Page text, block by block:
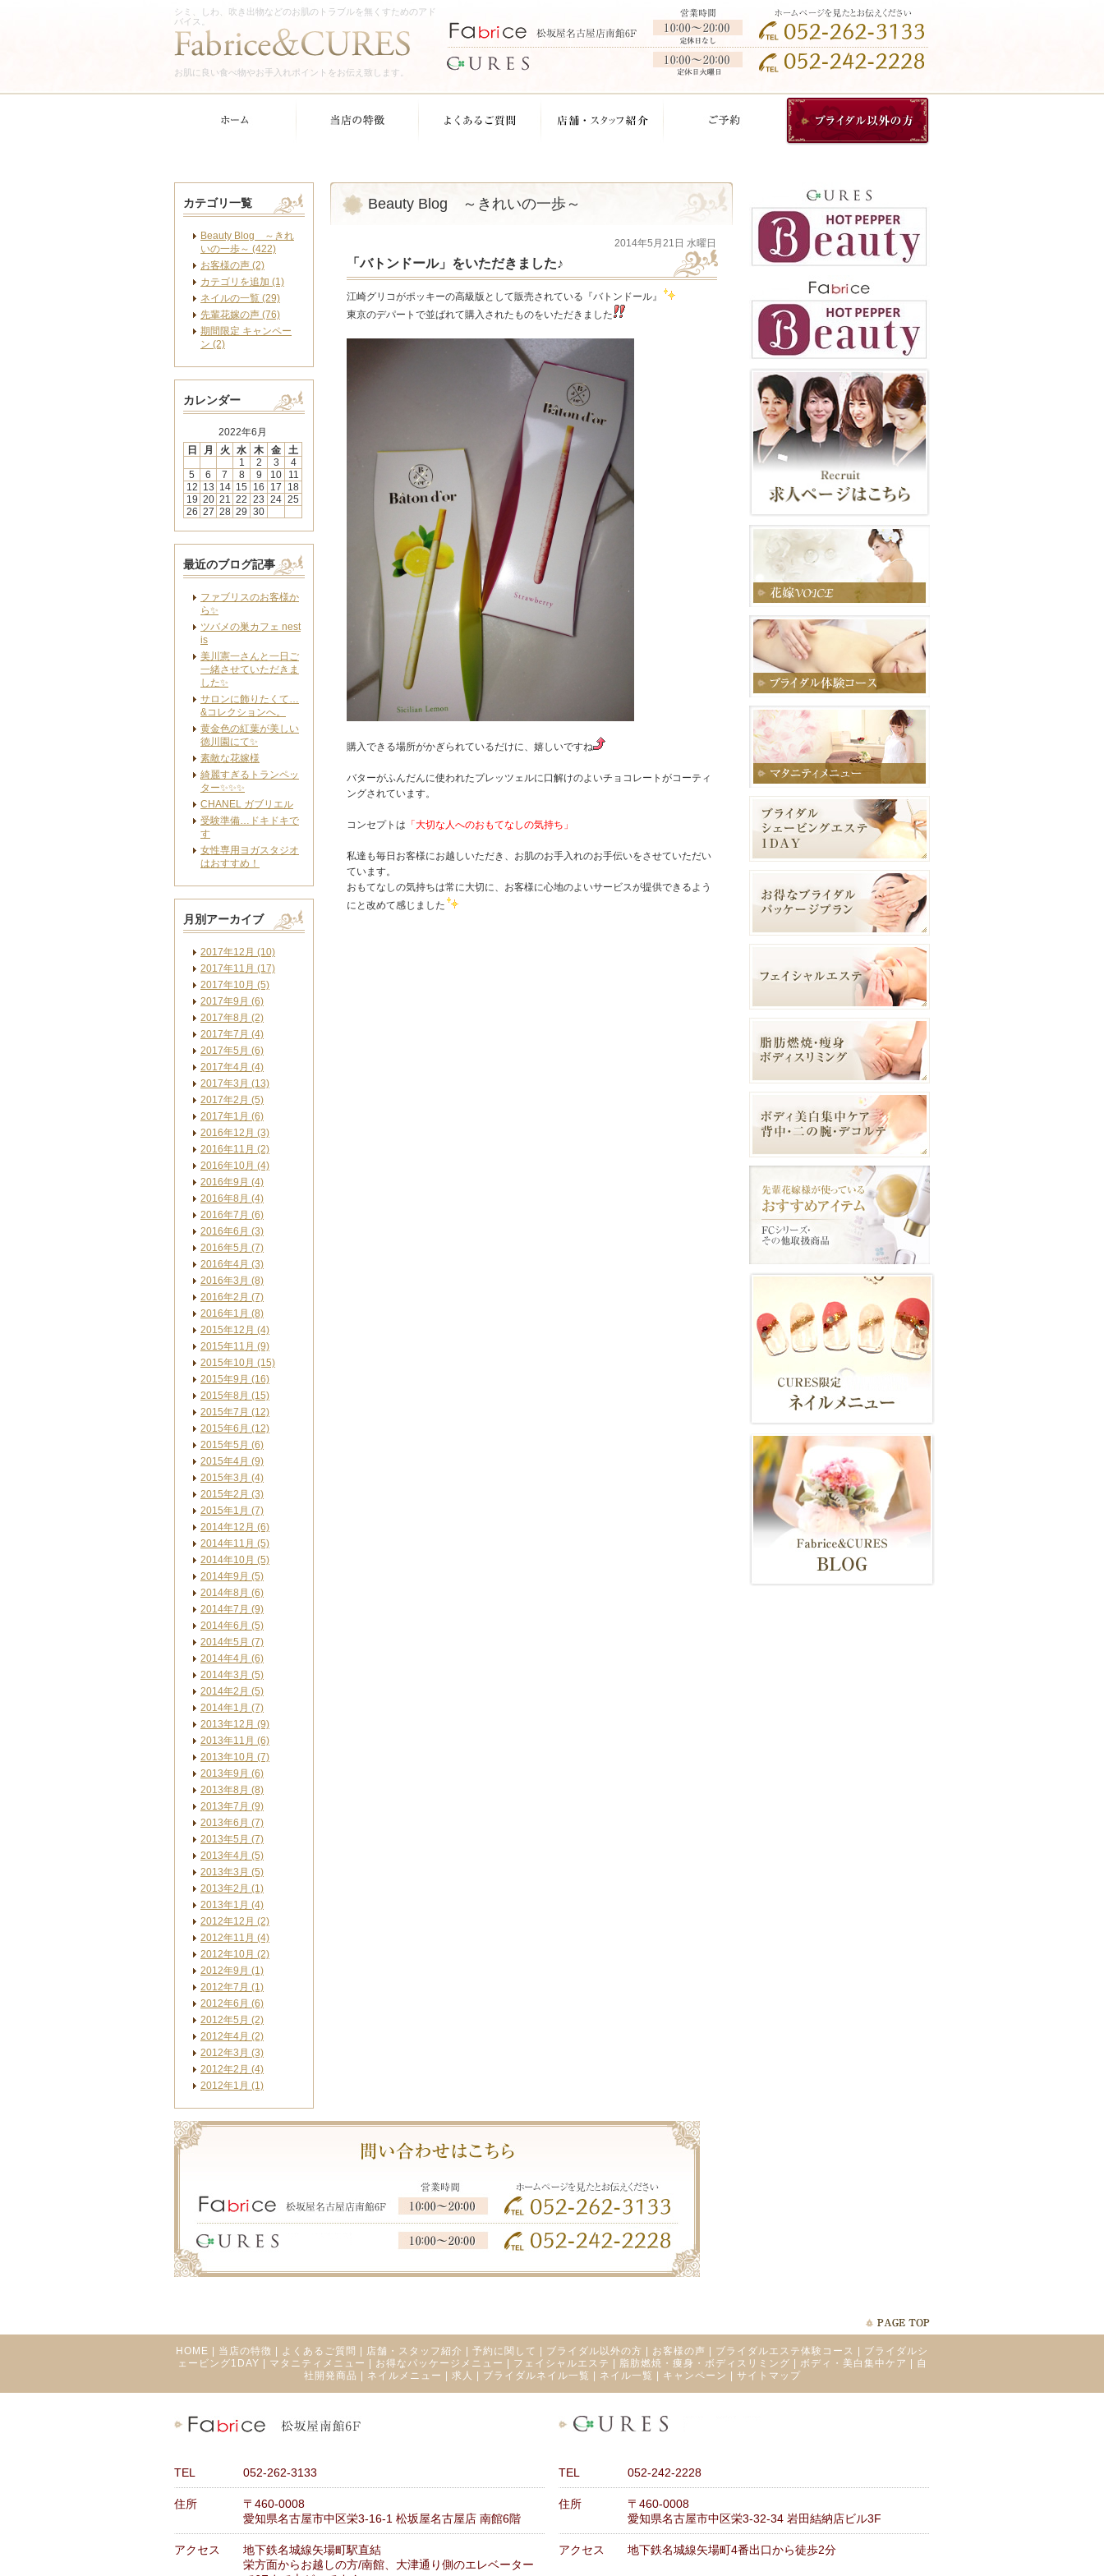
シミ、しわ、吹き出物などのお肌のトラブルを無くすためのアド
バイス。
お肌に良い食べ物やお手入れポイントをお伝え致します。
Beauty Blog ～きれいの一歩～
2014年5月21日 水曜日
「バトンドール」をいただきました♪
江崎グリコがポッキーの高級版として販売されている『バトンドール』
東京のデパートで並ばれて購入されたものをいただきました
購入できる場所がかぎられているだけに、嬉しいですね
バターがふんだんに使われたプレッツェルに口解けのよいチョコレートがコーティ
ングされています。
コンセプトは 「大切な人へのおもてなしの気持ち」
私達も毎日お客様にお越しいただき、お肌のお手入れのお手伝いをさせていただい
ています。
おもてなしの気持ちは常に大切に、お客様に心地のよいサービスが提供できるよう
にと改めて感じました
カテゴリ一覧
Beauty Blog ～きれ
いの一歩～ (422)
お客様の声 (2)
カテゴリを追加 (1)
ネイルの一覧 (29)
先輩花嫁の声 (76)
期間限定 キャンペー
ン (2)
カレンダー
2022年6月
日
月 火 水 木 金
土
1
2 3
4
5
6 7 8 9 10
11
12 13 14 15 16 17
18
19 20 21 22 23 24 25
26 27 28 29 30
最近のブログ記事
ファブリスのお客様か
ら✨
ツバメの巣カフェ nest
is
美川憲一さんと一日ご
一緒させていただきま
した✨
サロンに飾りたくて…
&コレクションへ。
黄金色の紅葉が美しい
徳川園にて✨
素敵な花嫁様
綺麗すぎるトランペッ
ター✨✨✨
CHANEL ガブリエル
受験準備…ドキドキで
す
女性専用ヨガスタジオ
はおすすめ！
月別アーカイブ
2017年12月 (10)
2017年11月 (17)
2017年10月 (5)
2017年9月 (6)
2017年8月 (2)
2017年7月 (4)
2017年5月 (6)
2017年4月 (4)
2017年3月 (13)
2017年2月 (5)
2017年1月 (6)
2016年12月 (3)
2016年11月 (2)
2016年10月 (4)
2016年9月 (4)
2016年8月 (4)
2016年7月 (6)
2016年6月 (3)
2016年5月 (7)
2016年4月 (3)
2016年3月 (8)
2016年2月 (7)
2016年1月 (8)
2015年12月 (4)
2015年11月 (9)
2015年10月 (15)
2015年9月 (16)
2015年8月 (15)
2015年7月 (12)
2015年6月 (12)
2015年5月 (6)
2015年4月 (9)
2015年3月 (4)
2015年2月 (3)
2015年1月 (7)
2014年12月 (6)
2014年11月 (5)
2014年10月 (5)
2014年9月 (5)
2014年8月 (6)
2014年7月 (9)
2014年6月 (5)
2014年5月 (7)
2014年4月 (6)
2014年3月 (5)
2014年2月 (5)
2014年1月 (7)
2013年12月 (9)
2013年11月 (6)
2013年10月 (7)
2013年9月 (6)
2013年8月 (8)
2013年7月 (9)
2013年6月 (7)
2013年5月 (7)
2013年4月 (5)
2013年3月 (5)
2013年2月 (1)
2013年1月 (4)
2012年12月 (2)
2012年11月 (4)
2012年10月 (2)
2012年9月 (1)
2012年7月 (1)
2012年6月 (6)
2012年5月 (2)
2012年4月 (2)
2012年3月 (3)
2012年2月 (4)
2012年1月 (1)
HOME 当店の特徴 よくあるご質問 店舗・スタッフ紹介 予約に関して ブライダル以外の方 お客様の声 ブライダルエステ体験コース
ブライダルシ
ェービング1DAY
マタニティメニュー お得なパッケージメニュー フェイシャルエステ 脂肪燃焼・痩身・ボディスリミング ボディ・美白集中ケア
自
社開発商品
ネイルメニュー 求人 ブライダルネイル一覧 ネイル一覧 キャンペーン サイトマップ
TEL 052-262-3133 TEL 052-242-2228
住所
〒460-0008
愛知県名古屋市中区栄3-16-1 松坂屋名古屋店 南館6階
住所
〒460-0008
愛知県名古屋市中区栄3-32-34 岩田結納店ビル3F
アクセス
地下鉄名城線矢場町駅直結
栄方面からお越しの方/南館、大津通り側のエレベーター
アクセス 地下鉄名城線矢場町4番出口から徒歩2分